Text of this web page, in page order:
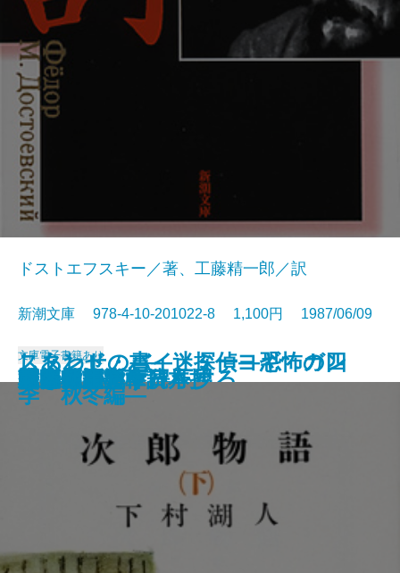
風の盆恋歌
友達・棒になった男
しあわせの書―迷探偵ヨギ ガン
ジーの心霊術―
姥ときめき
映画を見ると得をする
明暗
次郎物語〔上〕
次郎物語〔中〕
罪と罰〔上〕
罪と罰〔下〕
ドストエフスキー／著、工藤精一郎／訳
新潮文庫 978-4-10-201022-8 1,100円 1987/06/09
文庫電子書籍あり
次郎物語〔下〕
光抱く友よ
荻窪風土記
風の王国
自家製 文章読本
勇者は語らず
スタンド・バイ・ミー―恐怖の四
季 秋冬編―
広き迷路
村上朝日堂
刺客 用心棒日月抄